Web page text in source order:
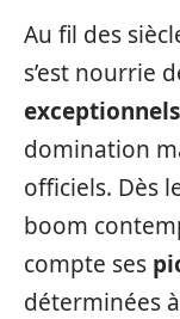
Au fil des
s’est nourrie
exceptionnels
domination
officiels. Dès
boom
compte ses
déterminées